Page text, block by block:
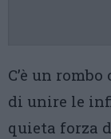
C’è un
di unire le
quieta forza